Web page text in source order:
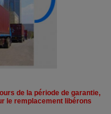
de la période de garantie,
le remplacement libérons